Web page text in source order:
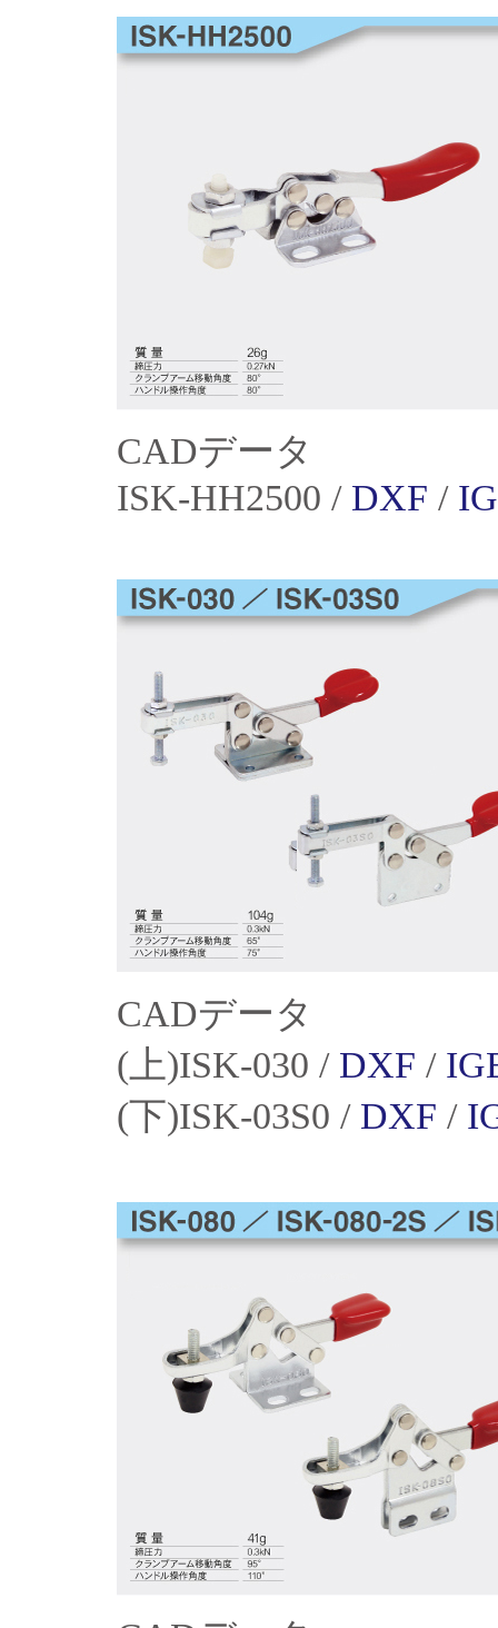
CADデータ
ISK-HH2500 / DXF /
CADデータ
(上)ISK-030 / DXF /
(下)ISK-03S0 / DXF /